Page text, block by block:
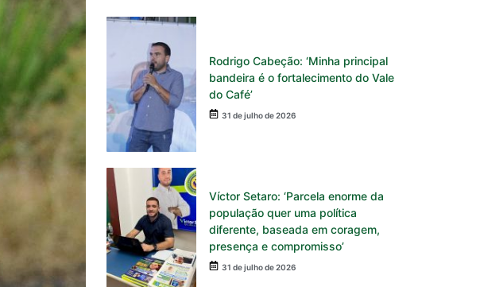
Rodrigo Cabeção: ‘Minha principal
bandeira é o fortalecimento do Vale
do Café’
31 de julho de 2026
Víctor Setaro: ‘Parcela enorme da
população quer uma política
diferente, baseada em coragem,
presença e compromisso’
31 de julho de 2026